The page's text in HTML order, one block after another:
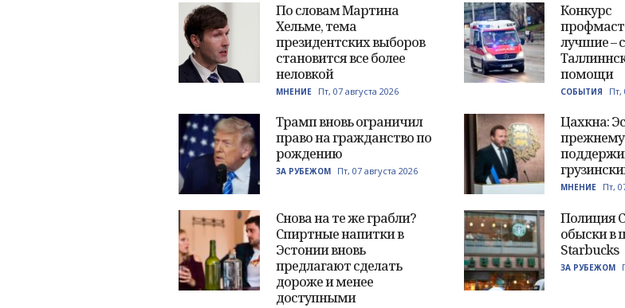
По словам Мартина
Хельме, тема
президентских выборов
становится все более
неловкой
МНЕНИЕ Пт, 07 августа 2026
Конкурс
лучшие –
помощи
СОБЫТИЯ Пт,
Трамп вновь ограничил
право на гражданство по
рождению
ЗА РУБЕЖОМ Пт, 07 августа 2026
Цахкна:
прежнему
МНЕНИЕ Пт,
Снова на те же грабли?
Спиртные напитки в
Эстонии вновь
предлагают сделать
дороже и менее
доступными
Полиция
обыски в
Starbucks
ЗА РУБЕЖОМ